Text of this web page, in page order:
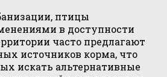
птицы
в доступности
часто предлагают
источников корма, что
искать альтернативные